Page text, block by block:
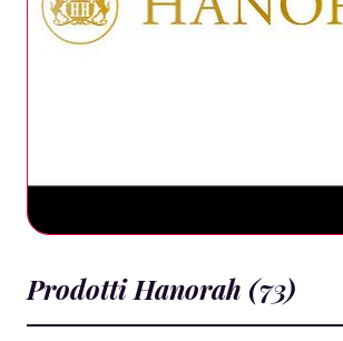
Prodotti Hanorah (73)